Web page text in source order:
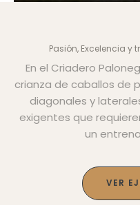
Pasión, Excelencia
En el Criadero
crianza de caballos de
diagonales y
exigentes que
un
VER